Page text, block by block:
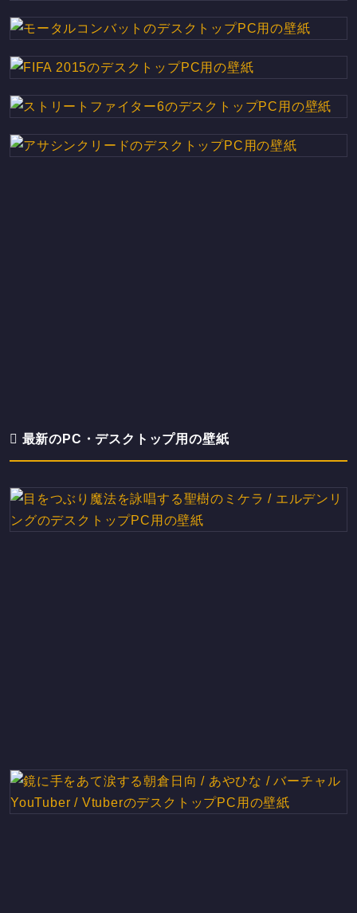
最新のPC・デスクトップ用の壁紙